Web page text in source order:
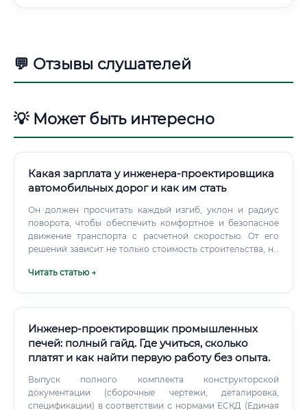
💬 Отзывы слушателей
💡 Может быть интересно
Какая зарплата у инженера-проектировщика
автомобильных дорог и как им стать
Он должен просчитать каждый изгиб, уклон и радиус
поворота, чтобы обеспечить комфортное и безопасное
движение транспорта с расчетной скоростью. От его
решений зависит не только стоимость строительства, но
пользоваться дорогой каждый день. Это профессия,
на плане.
Читать статью →
Инженер-проектировщик промышленных
печей: полный гайд. Где учиться, сколько
платят и как найти первую работу без опыта.
Выпуск полного комплекта конструкторской
документации (сборочные чертежи, деталировка,
спецификации) в соответствии с нормами ЕСКД (Единая